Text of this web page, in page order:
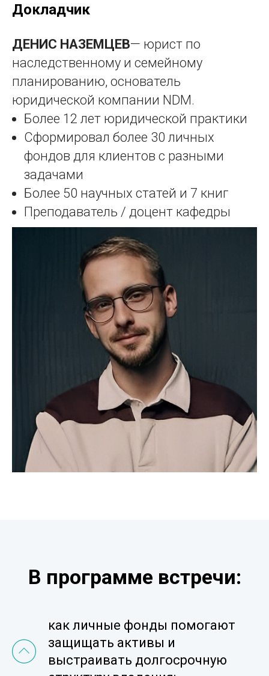
Докладчик
ДЕНИС НАЗЕМЦЕВ— юрист по
наследственному и семейному
планированию, основатель
юридической компании NDM.
Более 12 лет юридической практики
Сформировал более 30 личных
фондов для клиентов с разными
задачами
Более 50 научных статей и 7 книг
Преподаватель / доцент кафедры
В программе встречи:
как личные фонды помогают
защищать активы и
выстраивать долгосрочную